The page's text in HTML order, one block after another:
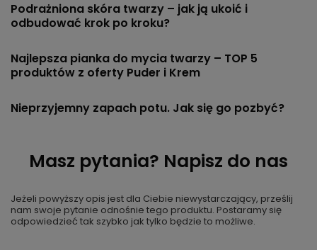
Podrażniona skóra twarzy – jak ją ukoić i
odbudować krok po kroku?
Najlepsza pianka do mycia twarzy – TOP 5
produktów z oferty Puder i Krem
Nieprzyjemny zapach potu. Jak się go pozbyć?
Masz pytania? Napisz do nas
Jeżeli powyższy opis jest dla Ciebie niewystarczający, prześlij
nam swoje pytanie odnośnie tego produktu. Postaramy się
odpowiedzieć tak szybko jak tylko będzie to możliwe.